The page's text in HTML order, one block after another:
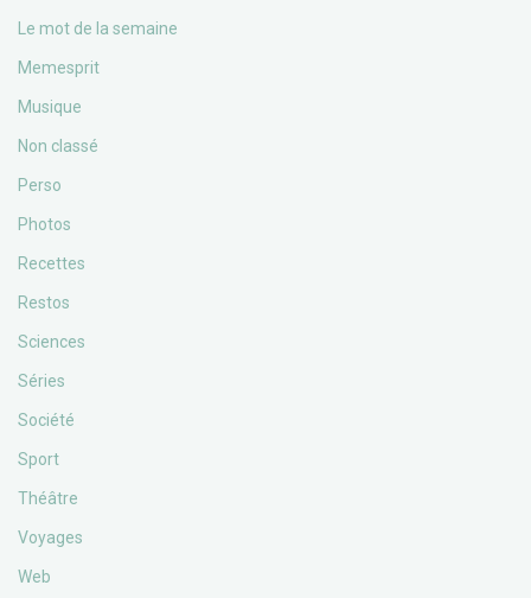
Le mot de la semaine
Memesprit
Musique
Non classé
Perso
Photos
Recettes
Restos
Sciences
Séries
Société
Sport
Théâtre
Voyages
Web